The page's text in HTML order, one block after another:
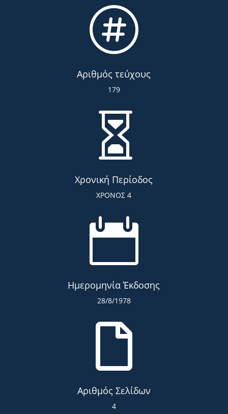

Αριθμός τεύχους
179

Χρονική Περίοδος
ΧΡΟΝΟΣ 4

Ημερομηνία Έκδοσης
28/8/1978

Αριθμός Σελίδων
4